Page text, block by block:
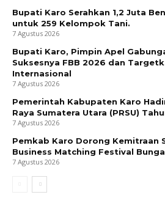
Bupati Karo Serahkan 1,2 Juta
untuk 259 Kelompok Tani.
7 Agustus 2026
Bupati Karo, Pimpin Apel
Suksesnya FBB 2026 dan
Internasional
7 Agustus 2026
Pemerintah Kabupaten Karo
Raya Sumatera Utara (PRSU)
7 Agustus 2026
Pemkab Karo Dorong Kemitraan
Business Matching Festival
7 Agustus 2026